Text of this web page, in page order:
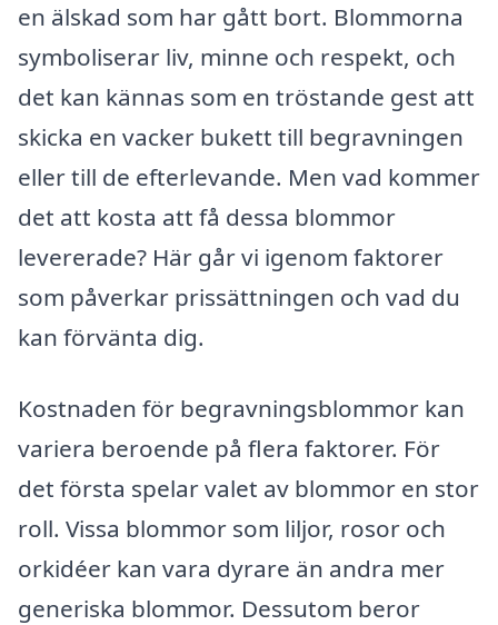
en älskad som har gått bort. Blommorna
symboliserar liv, minne och respekt, och
det kan kännas som en tröstande gest att
skicka en vacker bukett till begravningen
eller till de efterlevande. Men vad kommer
det att kosta att få dessa blommor
levererade? Här går vi igenom faktorer
som påverkar prissättningen och vad du
kan förvänta dig.
Kostnaden för begravningsblommor kan
variera beroende på flera faktorer. För
det första spelar valet av blommor en stor
roll. Vissa blommor som liljor, rosor och
orkidéer kan vara dyrare än andra mer
generiska blommor. Dessutom beror